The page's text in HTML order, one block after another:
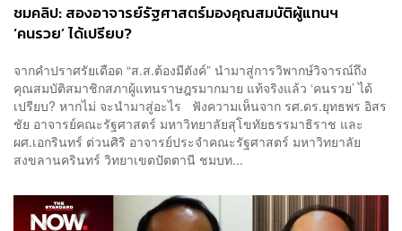
ชมคลิป: สองอาจารย์รัฐศาสตร์มองคุณสมบัติผู้แทนฯ
‘คนรวย’ ได้เปรียบ?
จากคำปราศรัยเดือด “ส.ส.ต้องมีตังค์” นำมาสู่การวิพากษ์วิจารณ์ถึง
คุณสมบัติสมาชิกสภาผู้แทนราษฎรมากมาย แท้จริงแล้ว ‘คนรวย’ ได้
เปรียบ? หากไม่ จะนำมาสู่อะไร ฟังความเห็นจาก รศ.ดร.ยุทธพร อิสร
ชัย อาจารย์คณะรัฐศาสตร์ มหาวิทยาลัยสุโขทัยธรรมาธิราช และ
ผศ.เอกรินทร์ ต่วนศิริ อาจารย์ประจำคณะรัฐศาสตร์ มหาวิทยาลัย
สงขลานครินทร์ วิทยาเขตปัตตานี ชมบท...